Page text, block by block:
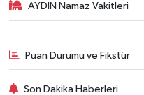
AYDIN Namaz Vakitleri
Puan Durumu ve Fikstür
Son Dakika Haberleri